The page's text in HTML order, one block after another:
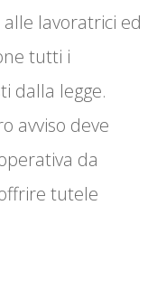
lavoratrici ed
tutti i
dalla legge.
avviso deve
da
tutele